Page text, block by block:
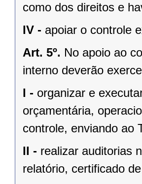
como dos direitos e
IV - apoiar o controle
Art. 5º. No apoio ao
interno deverão
I - organizar e
orçamentária,
controle, enviando ao
II - realizar auditorias
relatório, certificado